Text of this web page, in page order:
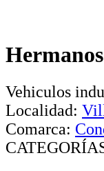
Vehiculos
Localidad:
Comarca: